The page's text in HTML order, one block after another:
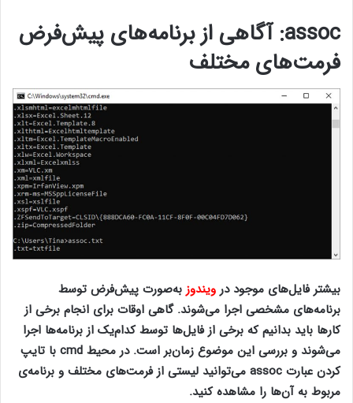
assoc: آگاهی از برنامه‌های پیش‌فرض
فرمت‌های مختلف
بیشتر فایل‌های موجود درویندوزبه‌صورت پیش‌فرض توسط
برنامه‌های مشخصی اجرا می‌شوند. گاهی اوقات برای انجام برخی از
کارها باید بدانیم که برخی از فایل‌ها توسط کدام‌یک از برنامه‌ها اجرا
می‌شوند و بررسی این موضوع زمان‌بر است. در محیط cmd با تایپ
کردن عبارت assoc می‌توانید لیستی از فرمت‌های مختلف و برنامه‌ی
مربوط به آن‌ها را مشاهده کنید.